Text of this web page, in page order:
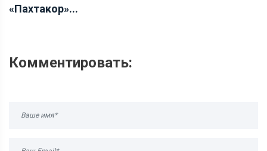
«Пахтакор»...
Комментировать: